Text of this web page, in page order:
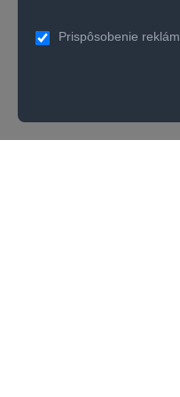
Prispôsobenie reklám